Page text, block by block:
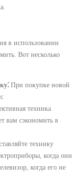
в использовании
Вот несколько
При покупке новой
техника
вам сэкономить в
технику
когда они
когда его не